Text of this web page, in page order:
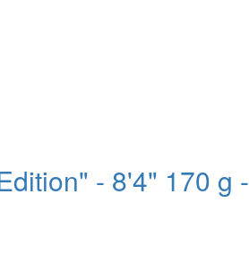
- 8'4" 170 g -